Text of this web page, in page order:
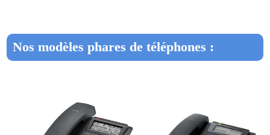
Nos modèles phares de téléphones :